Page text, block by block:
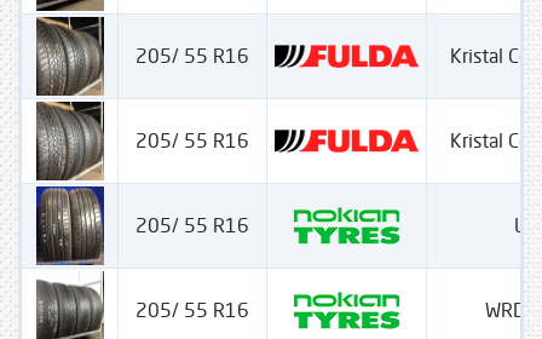
205/ 55 R16 Kristal
205/ 55 R16 Kristal
205/ 55 R16
205/ 55 R16 WRD